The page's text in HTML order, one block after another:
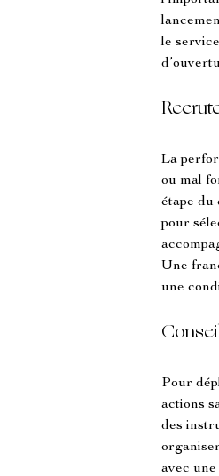
le service
La
ou mal
étape du
pour
Une
une
Pour
actions
des
avec